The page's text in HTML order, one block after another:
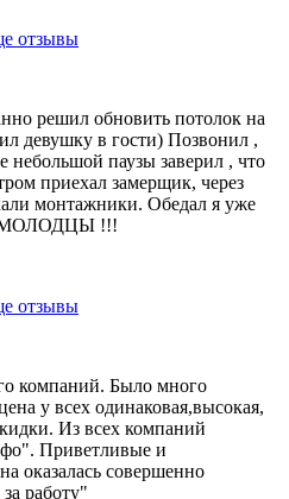
отзывы
решил обновить потолок на
девушку в гости) Позвонил ,
паузы заверил , что
приехал замерщик, через
монтажники. Обедал я уже
МОЛОДЦЫ !!!
отзывы
компаний. Было много
у всех одинаковая,высокая,
Из всех компаний
Приветливые и
оказалась совершенно
работу"